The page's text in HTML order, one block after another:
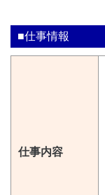
■仕事情報
仕事内容